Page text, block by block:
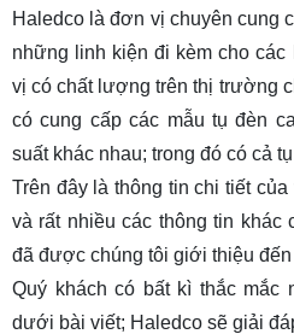
Haledco là đơn vị chuyên cung
những linh kiện đi kèm cho
vị có chất lượng trên thị trường
có cung cấp các mẫu tụ đèn
suất khác nhau; trong đó có cả
Trên đây là thông tin chi tiết của
và rất nhiều các thông tin khác
đã được chúng tôi giới thiệu
Quý khách có bất kì thắc mắc
dưới bài viết; Haledco sẽ giải